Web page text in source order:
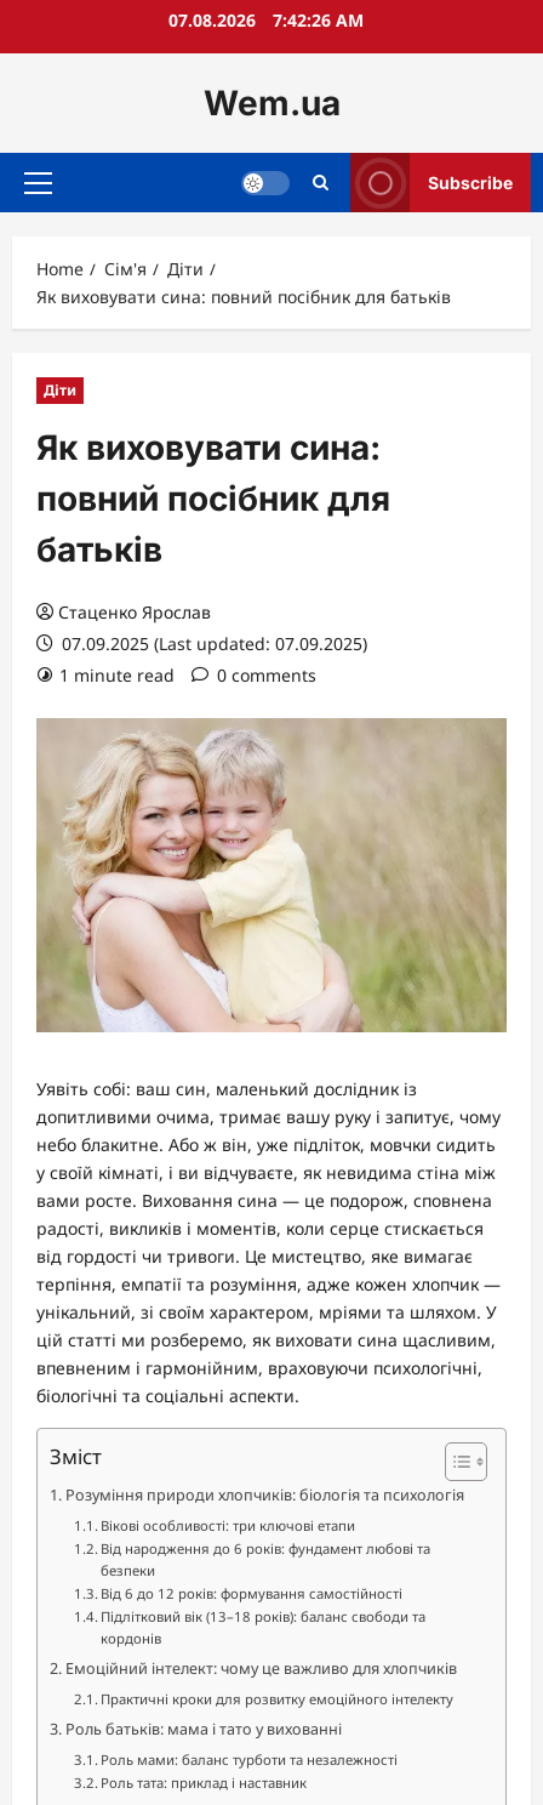
07.08.2026 7:42:28 AM
Wem.ua
Primary
Subscribe
Home Сім'я
Діти
Як виховувати сина: повний посібник для батьків
Діти
Як виховувати сина:
повний посібник для
батьків
Стаценко Ярослав
07.09.2025 (Last updated: 07.09.2025)
1 minute read
0 comments
Уявіть собі: ваш син, маленький дослідник із
допитливими очима, тримає вашу руку і запитує, чому
небо блакитне. Або ж він, уже підліток, мовчки сидить
у своїй кімнаті, і ви відчуваєте, як невидима стіна між
вами росте. Виховання сина — це подорож, сповнена
радості, викликів і моментів, коли серце стискається
від гордості чи тривоги. Це мистецтво, яке вимагає
терпіння, емпатії та розуміння, адже кожен хлопчик —
унікальний, зі своїм характером, мріями та шляхом. У
цій статті ми розберемо, як виховати сина щасливим,
впевненим і гармонійним, враховуючи психологічні,
біологічні та соціальні аспекти.
Зміст
Розуміння природи хлопчиків: біологія та психологія
Вікові особливості: три ключові етапи
Від народження до 6 років: фундамент любові та
безпеки
Від 6 до 12 років: формування самостійності
Підлітковий вік (13–18 років): баланс свободи та
кордонів
Емоційний інтелект: чому це важливо для хлопчиків
Практичні кроки для розвитку емоційного інтелекту
Роль батьків: мама і тато у вихованні
Роль мами: баланс турботи та незалежності
Роль тата: приклад і наставник